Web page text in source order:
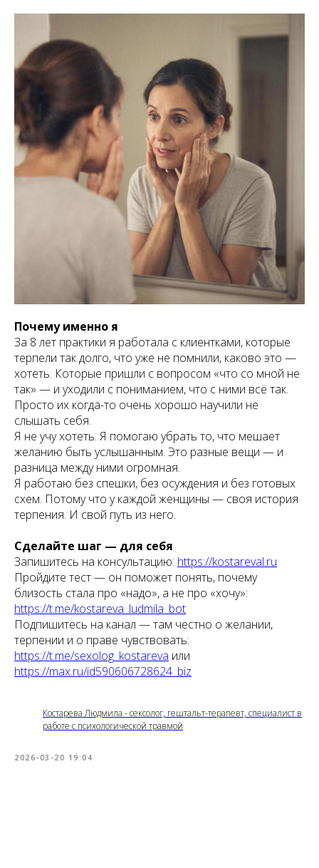
Почему именно я
За 8 лет практики я работала с клиентками, которые
терпели так долго, что уже не помнили, каково это —
хотеть. Которые пришли с вопросом «что со мной не
так» — и уходили с пониманием, что с ними всё так.
Просто их когда-то очень хорошо научили не
слышать себя.
Я не учу хотеть. Я помогаю убрать то, что мешает
желанию быть услышанным. Это разные вещи — и
разница между ними огромная.
Я работаю без спешки, без осуждения и без готовых
схем. Потому что у каждой женщины — своя история
терпения. И свой путь из него.
Сделайте шаг — для себя
Запишитесь на консультацию: https://kostareval.ru
Пройдите тест — он поможет понять, почему
близость стала про «надо», а не про «хочу»:
https://t.me/kostareva_ludmila_bot
Подпишитесь на канал — там честно о желании,
терпении и о праве чувствовать:
https://t.me/sexolog_kostareva или
https://max.ru/id590606728624_biz
Костарева Людмила - сексолог, гештальт-терапевт, специалист в
работе с психологической травмой
2026-03-20 19:04